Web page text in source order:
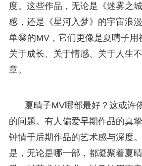
度。这些作品，无论是《迷雾之
感，还是《星河入梦》的宇宙浪
单😁的MV，它们更像是夏晴子用
关于成长、关于情感、关于人生
章。
夏晴子MV哪部最好？这或许
的问题。有人偏爱早期作品的真
钟情于后期作品的艺术感与深度
是，无论是哪一部，都凝聚着夏